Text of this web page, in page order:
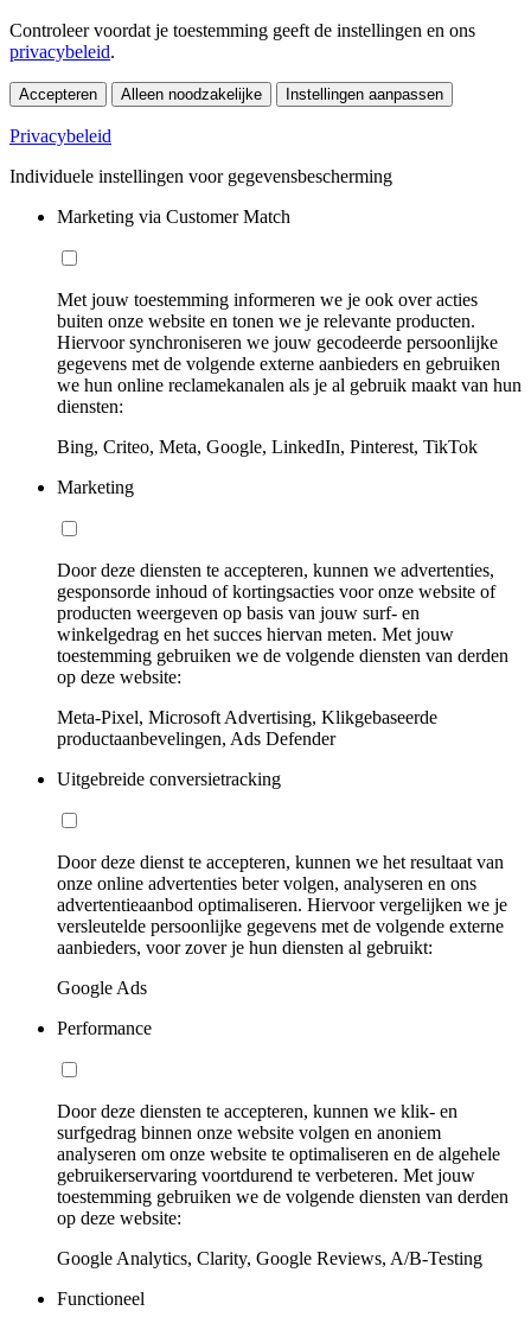
Controleer voordat je toestemming geeft de instellingen en ons
privacybeleid.
Accepteren Alleen noodzakelijke Instellingen aanpassen
Privacybeleid
Individuele instellingen voor gegevensbescherming
Marketing via Customer Match
Met jouw toestemming informeren we je ook over acties
buiten onze website en tonen we je relevante producten.
Hiervoor synchroniseren we jouw gecodeerde persoonlijke
gegevens met de volgende externe aanbieders en gebruiken
we hun online reclamekanalen als je al gebruik maakt van hun
diensten:
Bing, Criteo, Meta, Google, LinkedIn, Pinterest, TikTok
Marketing
Door deze diensten te accepteren, kunnen we advertenties,
gesponsorde inhoud of kortingsacties voor onze website of
producten weergeven op basis van jouw surf- en
winkelgedrag en het succes hiervan meten. Met jouw
toestemming gebruiken we de volgende diensten van derden
op deze website:
Meta-Pixel, Microsoft Advertising, Klikgebaseerde
productaanbevelingen, Ads Defender
Uitgebreide conversietracking
Door deze dienst te accepteren, kunnen we het resultaat van
onze online advertenties beter volgen, analyseren en ons
advertentieaanbod optimaliseren. Hiervoor vergelijken we je
versleutelde persoonlijke gegevens met de volgende externe
aanbieders, voor zover je hun diensten al gebruikt:
Google Ads
Performance
Door deze diensten te accepteren, kunnen we klik- en
surfgedrag binnen onze website volgen en anoniem
analyseren om onze website te optimaliseren en de algehele
gebruikerservaring voortdurend te verbeteren. Met jouw
toestemming gebruiken we de volgende diensten van derden
op deze website:
Google Analytics, Clarity, Google Reviews, A/B-Testing
Functioneel